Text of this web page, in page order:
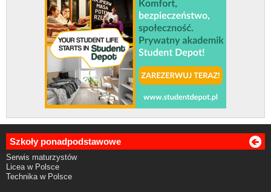
Szkoły ponadpodstawowe
Serwis maturzystów
Licea w Polsce
Technika w Polsce